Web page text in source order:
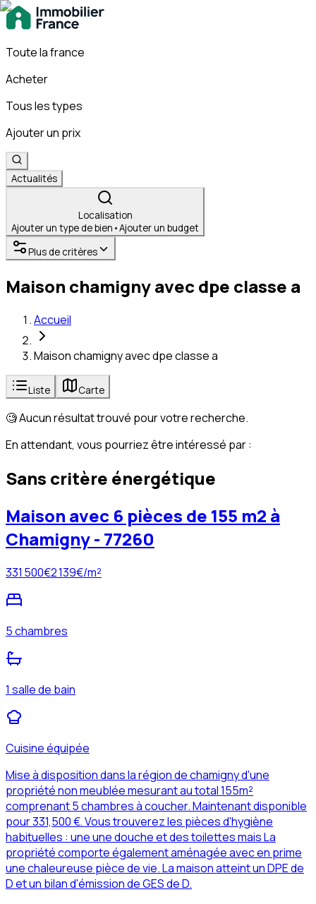
Toute la france
Acheter
Tous les types
Ajouter un prix
Actualités
Localisation
Ajouter un type de bien •Ajouter un budget
Plus de critères
Maison chamigny avec dpe classe a
Accueil
Maison chamigny avec dpe classe a
Liste Carte
🧐 Aucun résultat trouvé pour votre recherche.
En attendant, vous pourriez être intéressé par :
Sans critère énergétique
Maison avec 6 pièces de 155 m2 à
Chamigny - 77260
331 500€2 139€/m²
5 chambres
1 salle de bain
Cuisine équipée
Mise à disposition dans la région de chamigny d'une
propriété non meublée mesurant au total 155m²
comprenant 5 chambres à coucher. Maintenant disponible
pour 331,500 €. Vous trouverez les pièces d'hygiène
habituelles : une une douche et des toilettes mais La
propriété comporte également aménagée avec en prime
une chaleureuse pièce de vie. La maison atteint un DPE de
D et un bilan d'émission de GES de D.